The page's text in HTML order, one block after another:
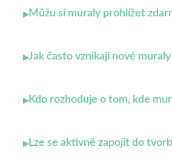
▸Můžu si muraly prohlížet
▸Jak často vznikají nové muraly
▸Kdo rozhoduje o tom, kde
▸Lze se aktivně zapojit do